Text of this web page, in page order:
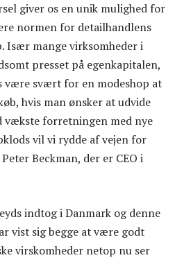
giver os en unik mulighed for
normen for detailhandlens
Især mange virksomheder i
presset på egenkapitalen,
være svært for en modeshop at
hvis man ønsker at udvide
vækste forretningen med nye
vil vi rydde af vejen for
Beckman, der er CEO i
indtog i Danmark og denne
vist sig begge at være godt
virskomheder netop nu ser